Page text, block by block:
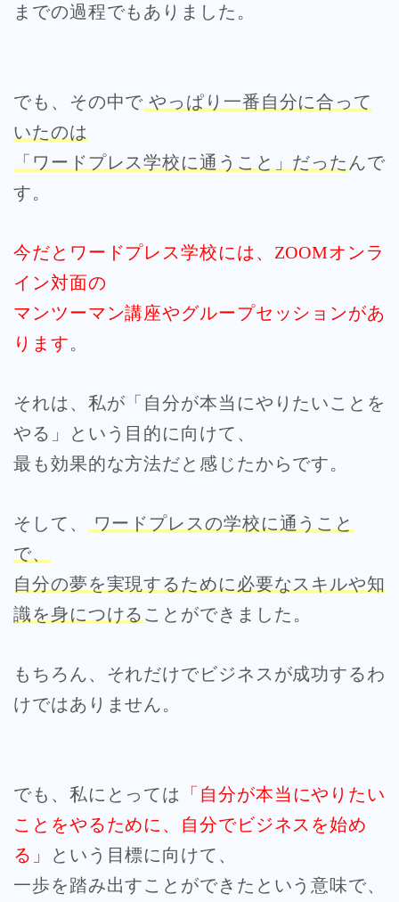
までの過程でもありました。
でも、その中で やっぱり一番自分に合って
いたのは
「ワードプレス学校に通うこと」だった んで
す。
今だとワードプレス学校には、ZOOMオンラ
イン対面の
マンツーマン講座やグループセッションがあ
ります。
それは、私が「自分が本当にやりたいことを
やる」という目的に向けて、
最も効果的な方法だと感じたからです。
そして、
ワードプレスの学校に通うこと
で、
自分の夢を実現するために必要なスキルや知
識を身につける ことができました。
もちろん、それだけでビジネスが成功するわ
けではありません。
でも、私にとっては
「自分が本当にやりたい
ことをやるために、自分でビジネスを始め
る」
という目標に向けて、
一歩を踏み出すことができたという意味で、